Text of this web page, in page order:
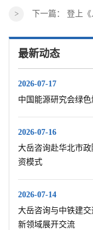
下一篇： 登上《人
最新动态
2026-07-17
中国能源研究会绿
2026-07-16
大岳咨询赴华北市
资模式
2026-07-14
大岳咨询与中铁建
新领域展开交流